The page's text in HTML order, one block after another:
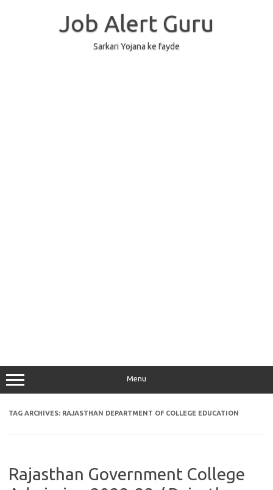
Job Alert Guru
Sarkari Yojana ke fayde
Menu
TAG ARCHIVES: RAJASTHAN DEPARTMENT OF COLLEGE EDUCATION
Rajasthan Government College